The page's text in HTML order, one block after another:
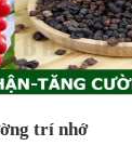
trí nhớ